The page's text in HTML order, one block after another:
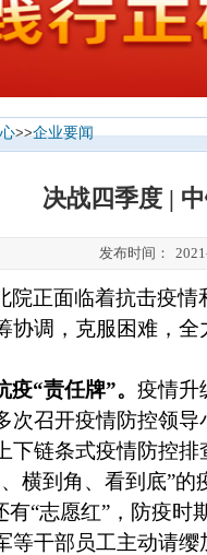
>>企业要闻
决战四季度 |
发布时间：
院正面临着抗击疫
协调，克服困难，
疫“责任牌”。疫情升
次召开疫情防控领
下链条式疫情防控
横到角、看到底”
有“志愿红”，防疫时
等干部员工主动请